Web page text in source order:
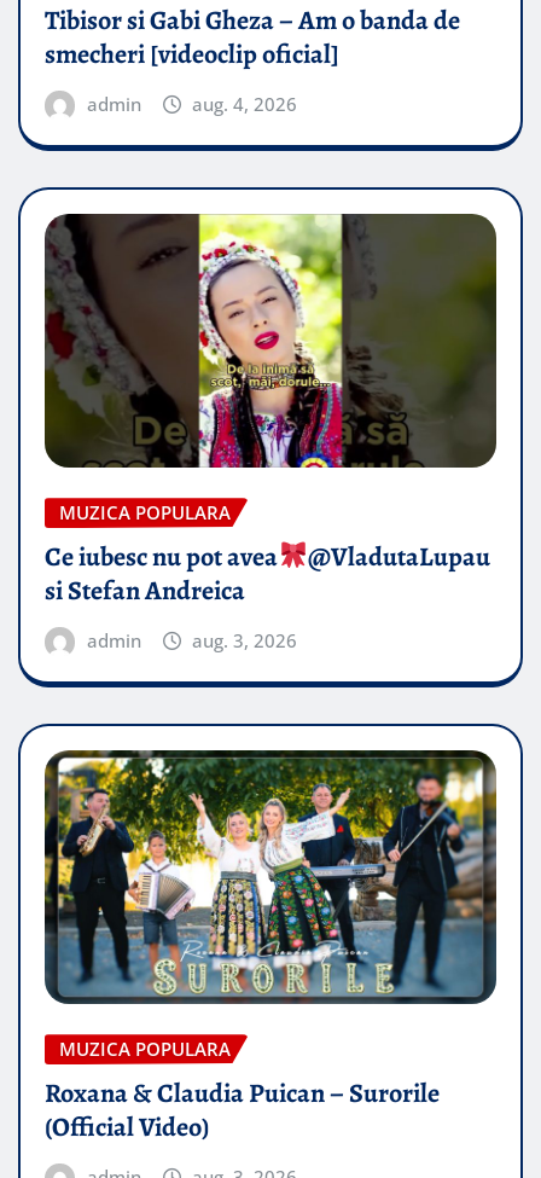
Tibisor si Gabi Gheza – Am o banda de
smecheri [videoclip oficial]
admin aug. 4, 2026
MUZICA POPULARA
Ce iubesc nu pot avea
​@VladutaLupau
si Stefan Andreica
admin aug. 3, 2026
MUZICA POPULARA
Roxana & Claudia Puican – Surorile
(Official Video)